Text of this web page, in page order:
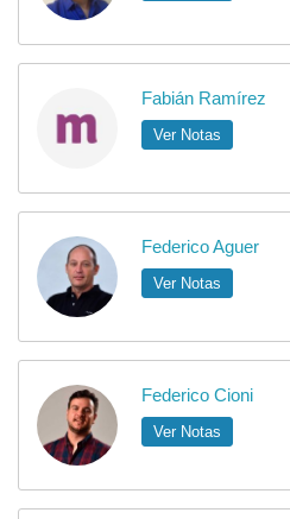
Fabián Ramírez
Ver Notas
Federico Aguer
Ver Notas
Federico Cioni
Ver Notas